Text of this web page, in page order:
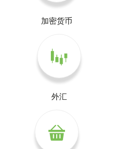
加密货币
外汇